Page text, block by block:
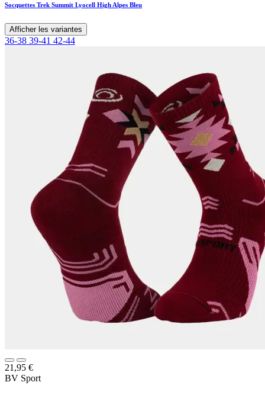
Socquettes Trek Summit Lyocell High Alpes Bleu
Afficher les variantes
36-38 39-41 42-44
21,95 €
BV Sport